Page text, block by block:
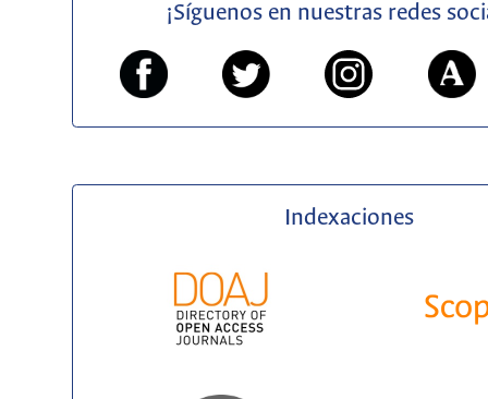
¡Síguenos en nuestras redes
Indexaciones